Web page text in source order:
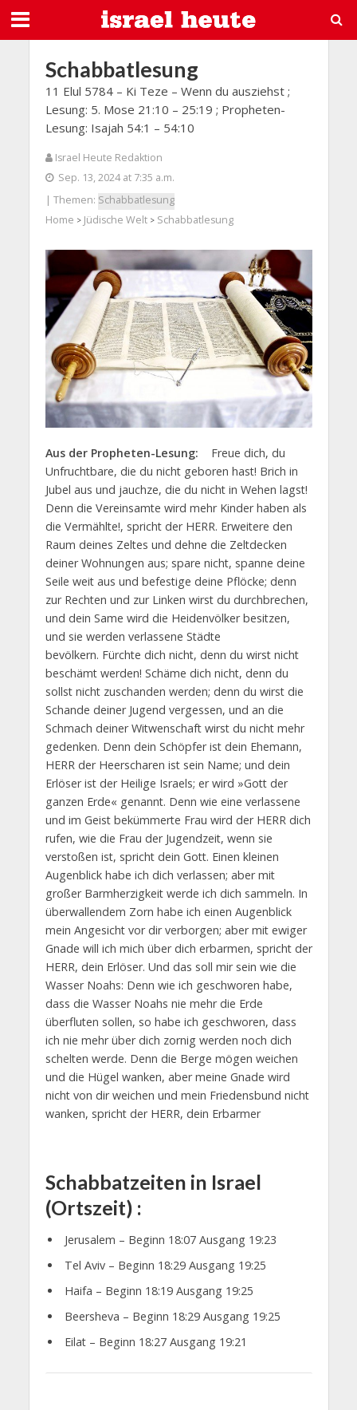
Schabbatlesung
11 Elul 5784 – Ki Teze – Wenn du ausziehst ;
Lesung: 5. Mose 21:10 – 25:19 ; Propheten-
Lesung: Isajah 54:1 – 54:10
Israel Heute Redaktion
Sep. 13, 2024 at 7:35 a.m.
| Themen: Schabbatlesung
Home > Jüdische Welt> Schabbatlesung
Aus der Propheten-Lesung:
Freue dich, du
Unfruchtbare, die du nicht geboren hast! Brich in
Jubel aus und jauchze, die du nicht in Wehen lagst!
Denn die Vereinsamte wird mehr Kinder haben als
die Vermählte!, spricht der HERR. Erweitere den
Raum deines Zeltes und dehne die Zeltdecken
deiner Wohnungen aus; spare nicht, spanne deine
Seile weit aus und befestige deine Pflöcke; denn
zur Rechten und zur Linken wirst du durchbrechen,
und dein Same wird die Heidenvölker besitzen,
und sie werden verlassene Städte
bevölkern. Fürchte dich nicht, denn du wirst nicht
beschämt werden! Schäme dich nicht, denn du
sollst nicht zuschanden werden; denn du wirst die
Schande deiner Jugend vergessen, und an die
Schmach deiner Witwenschaft wirst du nicht mehr
gedenken. Denn dein Schöpfer ist dein Ehemann,
HERR der Heerscharen ist sein Name; und dein
Erlöser ist der Heilige Israels; er wird »Gott der
ganzen Erde« genannt. Denn wie eine verlassene
und im Geist bekümmerte Frau wird der HERR dich
rufen, wie die Frau der Jugendzeit, wenn sie
verstoßen ist, spricht dein Gott. Einen kleinen
Augenblick habe ich dich verlassen; aber mit
großer Barmherzigkeit werde ich dich sammeln. In
überwallendem Zorn habe ich einen Augenblick
mein Angesicht vor dir verborgen; aber mit ewiger
Gnade will ich mich über dich erbarmen, spricht der
HERR, dein Erlöser. Und das soll mir sein wie die
Wasser Noahs: Denn wie ich geschworen habe,
dass die Wasser Noahs nie mehr die Erde
überfluten sollen, so habe ich geschworen, dass
ich nie mehr über dich zornig werden noch dich
schelten werde. Denn die Berge mögen weichen
und die Hügel wanken, aber meine Gnade wird
nicht von dir weichen und mein Friedensbund nicht
wanken, spricht der HERR, dein Erbarmer
Schabbatzeiten in Israel
(Ortszeit) :
Jerusalem – Beginn 18:07 Ausgang 19:23
Tel Aviv – Beginn 18:29 Ausgang 19:25
Haifa – Beginn 18:19 Ausgang 19:25
Beersheva – Beginn 18:29 Ausgang 19:25
Eilat – Beginn 18:27 Ausgang 19:21